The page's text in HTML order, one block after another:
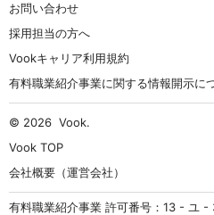
お問い合わせ
採用担当の方へ
Vookキャリア利用規約
有料職業紹介事業に関する情報開示に
© 2026 Vook.
Vook TOP
会社概要（運営会社）
有料職業紹介事業 許可番号：13 - ユ -